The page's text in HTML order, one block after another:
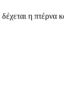
η πτέρνα